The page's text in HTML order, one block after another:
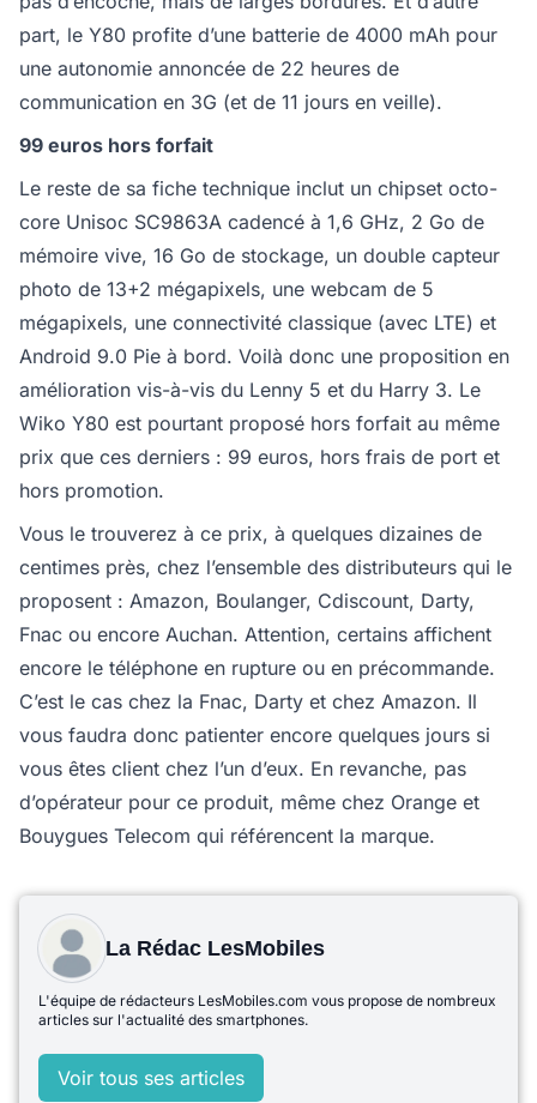
part, le Y80 profite d’une batterie de 4000 mAh pour
une autonomie annoncée de 22 heures de
communication en 3G (et de 11 jours en veille).
99 euros hors forfait
Le reste de sa fiche technique inclut un chipset octo-
core Unisoc SC9863A cadencé à 1,6 GHz, 2 Go de
mémoire vive, 16 Go de stockage, un double capteur
photo de 13+2 mégapixels, une webcam de 5
mégapixels, une connectivité classique (avec LTE) et
Android 9.0 Pie à bord. Voilà donc une proposition en
amélioration vis-à-vis du Lenny 5 et du Harry 3. Le
Wiko Y80 est pourtant proposé hors forfait au même
prix que ces derniers : 99 euros, hors frais de port et
hors promotion.
Vous le trouverez à ce prix, à quelques dizaines de
centimes près, chez l’ensemble des distributeurs qui le
proposent : Amazon, Boulanger, Cdiscount, Darty,
Fnac ou encore Auchan. Attention, certains affichent
encore le téléphone en rupture ou en précommande.
C’est le cas chez la Fnac, Darty et chez Amazon. Il
vous faudra donc patienter encore quelques jours si
vous êtes client chez l’un d’eux. En revanche, pas
d’opérateur pour ce produit, même chez Orange et
Bouygues Telecom qui référencent la marque.
La Rédac LesMobiles
L'équipe de rédacteurs LesMobiles.com vous propose de nombreux
articles sur l'actualité des smartphones.
Voir tous ses articles